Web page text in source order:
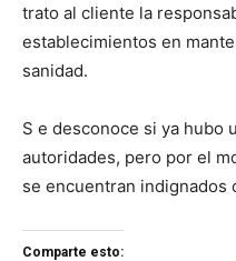
trato al cliente la
establecimientos en
sanidad.
S e desconoce si ya hubo
autoridades, pero por el
se encuentran indignados
Comparte esto: